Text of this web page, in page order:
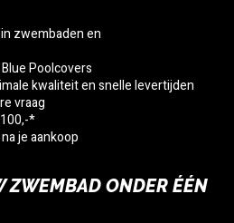
zwembaden en
Poolcovers
kwaliteit en snelle levertijden
vraag
*
je aankoop
ZWEMBAD ONDER ÉÉN